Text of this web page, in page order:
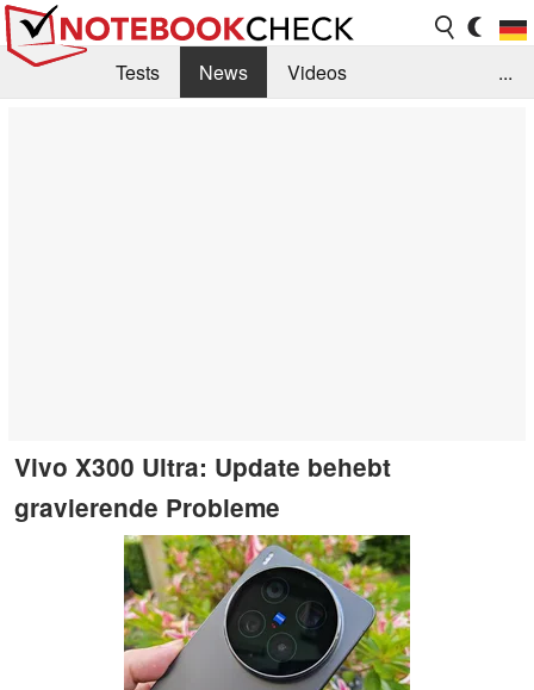
Tests News
Videos
...
Vivo X300 Ultra: Update behebt
gravierende Probleme